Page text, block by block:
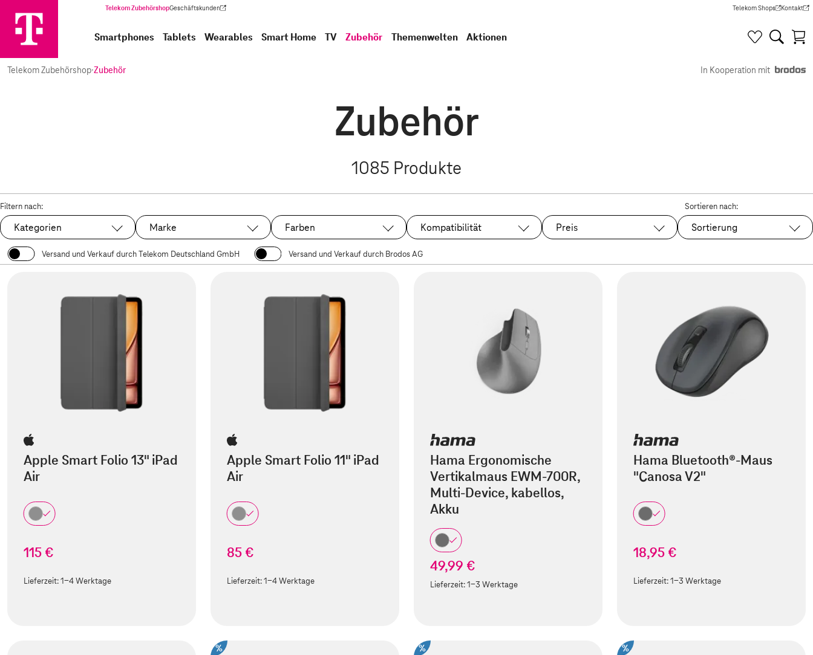
Telekom ZubehörshopGeschäftskunden
(Wird in einem neuen Tab geöffnet) Telekom Shops
(Wird in einem neuen Tab
Kontakt
(Wird in
Smartphones Tablets Wearables Smart Home TV Zubehör Themenwelten Aktionen
Telekom Zubehörshop·Zubehör In Kooperation mit
Zubehör
1085 Produkte
Filtern nach:
Kategorien Marke Farben Kompatibilität Preis
Sortieren nach:
Sortierung
Versand und Verkauf durch Telekom Deutschland GmbH Versand und Verkauf durch Brodos AG
Apple Smart Folio 13" iPad
Air
115 €
Lieferzeit:1-4 Werktage
Apple Smart Folio 11" iPad
Air
85 €
Lieferzeit:1-4 Werktage
Hama Ergonomische
Vertikalmaus EWM-700R,
Multi-Device, kabellos,
Akku
49,99 €
Lieferzeit:1-3 Werktage
Hama Bluetooth®-Maus
"Canosa V2"
18,95 €
Lieferzeit:1-3 Werktage
% % %